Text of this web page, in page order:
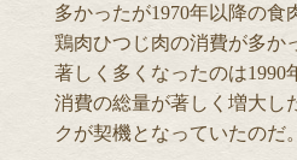
多かったが1970年以降の食
鶏肉ひつじ肉の消費が多か
著しく多くなったのは1990
消費の総量が著しく増大し
クが契機となっていたのだ。